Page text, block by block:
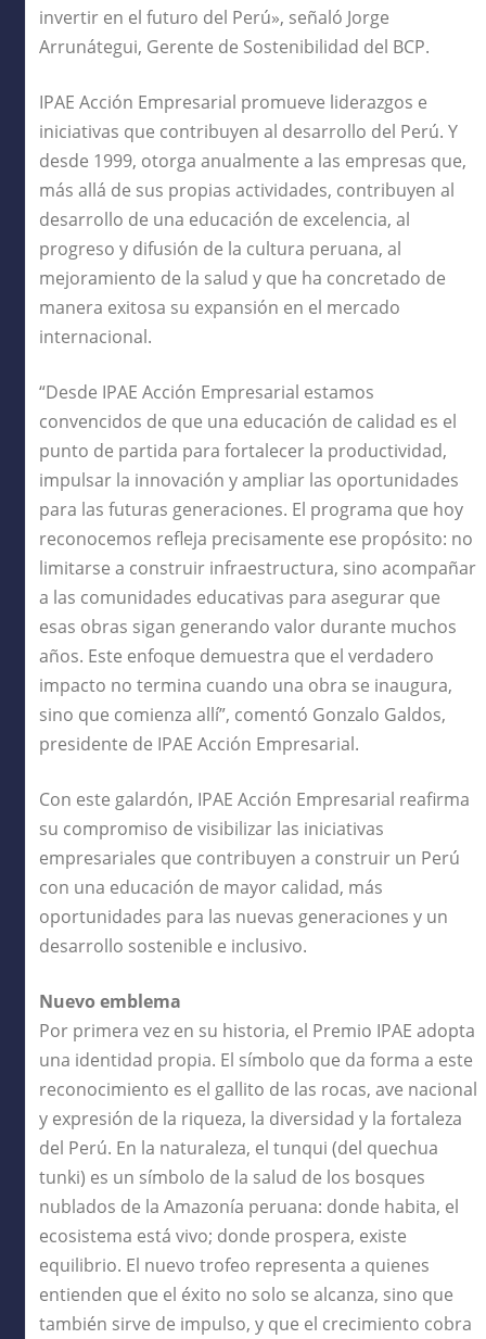
invertir en el futuro del Perú», señaló Jorge
Arrunátegui, Gerente de Sostenibilidad del BCP.
IPAE Acción Empresarial promueve liderazgos e
iniciativas que contribuyen al desarrollo del Perú. Y
desde 1999, otorga anualmente a las empresas que,
más allá de sus propias actividades, contribuyen al
desarrollo de una educación de excelencia, al
progreso y difusión de la cultura peruana, al
mejoramiento de la salud y que ha concretado de
manera exitosa su expansión en el mercado
internacional.
“Desde IPAE Acción Empresarial estamos
convencidos de que una educación de calidad es el
punto de partida para fortalecer la productividad,
impulsar la innovación y ampliar las oportunidades
para las futuras generaciones. El programa que hoy
reconocemos refleja precisamente ese propósito: no
limitarse a construir infraestructura, sino acompañar
a las comunidades educativas para asegurar que
esas obras sigan generando valor durante muchos
años. Este enfoque demuestra que el verdadero
impacto no termina cuando una obra se inaugura,
sino que comienza allí”, comentó Gonzalo Galdos,
presidente de IPAE Acción Empresarial.
Con este galardón, IPAE Acción Empresarial reafirma
su compromiso de visibilizar las iniciativas
empresariales que contribuyen a construir un Perú
con una educación de mayor calidad, más
oportunidades para las nuevas generaciones y un
desarrollo sostenible e inclusivo.
Nuevo emblema
Por primera vez en su historia, el Premio IPAE adopta
una identidad propia. El símbolo que da forma a este
reconocimiento es el gallito de las rocas, ave nacional
y expresión de la riqueza, la diversidad y la fortaleza
del Perú. En la naturaleza, el tunqui (del quechua
tunki) es un símbolo de la salud de los bosques
nublados de la Amazonía peruana: donde habita, el
ecosistema está vivo; donde prospera, existe
equilibrio. El nuevo trofeo representa a quienes
entienden que el éxito no solo se alcanza, sino que
también sirve de impulso, y que el crecimiento cobra